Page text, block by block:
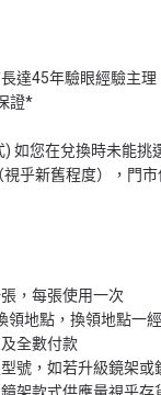
達45年驗眼經驗主
證*
如您在兌換時未能
乎新舊程度），門市
，每張使用一次
地點，換領地點一
全數付款
號，如若升級鏡架
架款式供應量視乎